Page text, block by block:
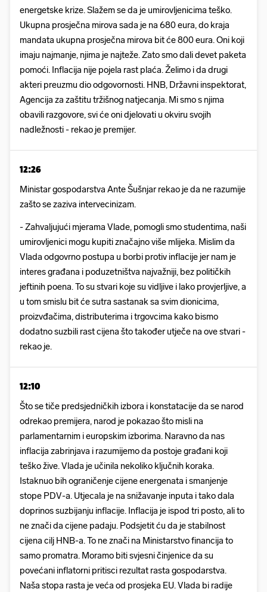
energetske krize. Slažem se da je umirovljenicima teško.
Ukupna prosječna mirova sada je na 680 eura, do kraja
mandata ukupna prosječna mirova bit će 800 eura. Oni koji
imaju najmanje, njima je najteže. Zato smo dali devet paketa
pomoći. Inflacija nije pojela rast plaća. Želimo i da drugi
akteri preuzmu dio odgovornosti. HNB, Državni inspektorat,
Agencija za zaštitu tržišnog natjecanja. Mi smo s njima
obavili razgovore, svi će oni djelovati u okviru svojih
nadležnosti - rekao je premijer.
12:26
Ministar gospodarstva Ante Šušnjar rekao je da ne razumije
zašto se zaziva intervecinizam.
- Zahvaljujući mjerama Vlade, pomogli smo studentima, naši
umirovljenici mogu kupiti značajno više mlijeka. Mislim da
Vlada odgovrno postupa u borbi protiv inflacije jer nam je
interes građana i poduzetništva najvažniji, bez političkih
jeftinih poena. To su stvari koje su vidljive i lako provjerljive, a
u tom smislu bit će sutra sastanak sa svim dionicima,
proizvđačima, distributerima i trgovcima kako bismo
dodatno suzbili rast cijena što također utječe na ove stvari -
rekao je.
12:10
Što se tiče predsjedničkih izbora i konstatacije da se narod
odrekao premijera, narod je pokazao što misli na
parlamentarnim i europskim izborima. Naravno da nas
inflacija zabrinjava i razumijemo da postoje građani koji
teško žive. Vlada je učinila nekoliko ključnih koraka.
Istaknuo bih ograničenje cijene energenata i smanjenje
stope PDV-a. Utjecala je na snižavanje inputa i tako dala
doprinos suzbijanju inflacije. Inflacija je ispod tri posto, ali to
ne znači da cijene padaju. Podsjetit ću da je stabilnost
cijena cilj HNB-a. To ne znači na Ministarstvo financija to
samo promatra. Moramo biti svjesni činjenice da su
povećani inflatorni pritisci rezultat rasta gospodarstva.
Naša stopa rasta je veća od prosjeka EU. Vlada bi radije